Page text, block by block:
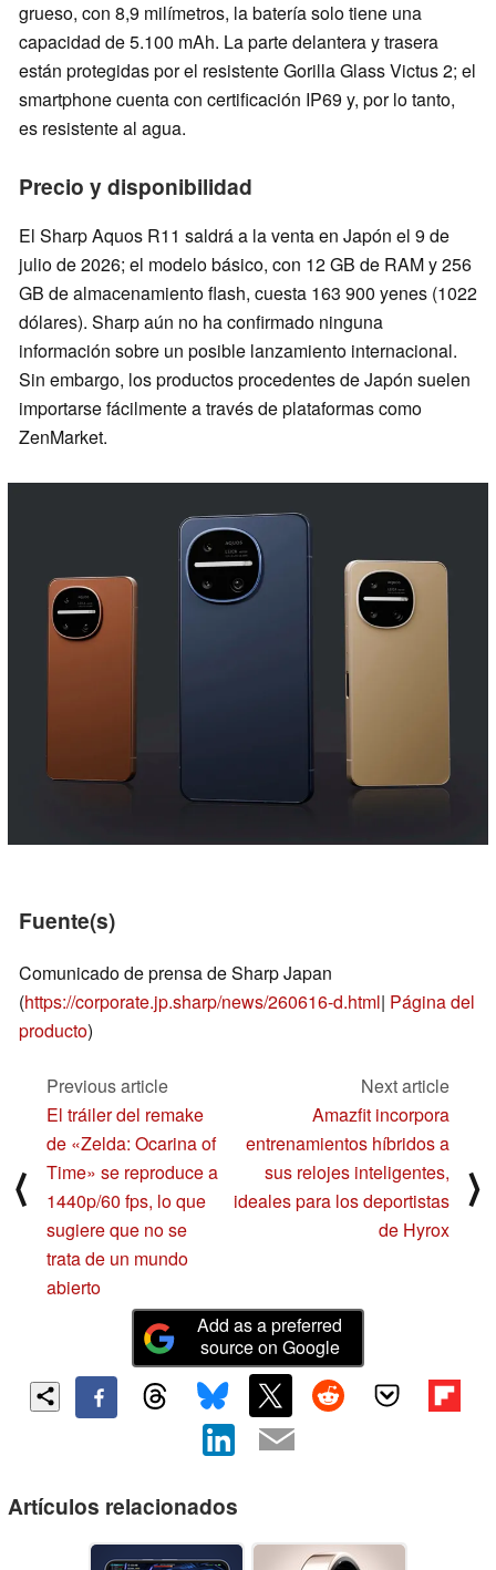
grueso, con 8,9 milímetros, la batería solo tiene una
capacidad de 5.100 mAh. La parte delantera y trasera
están protegidas por el resistente Gorilla Glass Victus 2; el
smartphone cuenta con certificación IP69 y, por lo tanto,
es resistente al agua.
Precio y disponibilidad
El Sharp Aquos R11 saldrá a la venta en Japón el 9 de
julio de 2026; el modelo básico, con 12 GB de RAM y 256
GB de almacenamiento flash, cuesta 163 900 yenes (1022
dólares). Sharp aún no ha confirmado ninguna
información sobre un posible lanzamiento internacional.
Sin embargo, los productos procedentes de Japón suelen
importarse fácilmente a través de plataformas como
ZenMarket.
Fuente(s)
Comunicado de prensa de Sharp Japan
(https://corporate.jp.sharp/news/260616-d.html| Página del
producto)
⟨
Previous article
El tráiler del remake
de «Zelda: Ocarina of
Time» se reproduce a
1440p/60 fps, lo que
sugiere que no se
trata de un mundo
abierto
Next article
Amazfit incorpora
entrenamientos híbridos a
sus relojes inteligentes,
ideales para los deportistas
de Hyrox
⟩
Add as a preferred
source on Google
Artículos relacionados